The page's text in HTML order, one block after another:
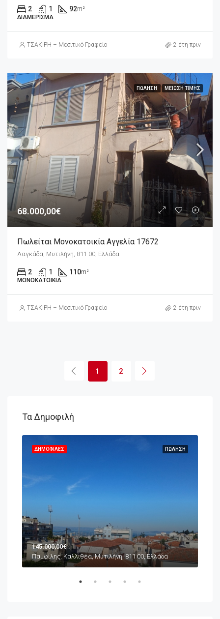
2 1 92m²
ΔΙΑΜΈΡΙΣΜΑ
ΤΣΑΚΙΡΗ – Μεσιτικό Γραφείο 2 έτη πριν
ΠΏΛΗΣΗ ΜΕΊΩΣΗ ΤΙΜΉΣ
68.000,00€
Πωλείται Μονοκατοικία Αγγελία 17672
Λαγκάδα, Μυτιλήνη, 811 00, Ελλάδα
2 1 110m²
ΜΟΝΟΚΑΤΟΙΚΊΑ
ΤΣΑΚΙΡΗ – Μεσιτικό Γραφείο 2 έτη πριν
1 2
Τα Δημοφιλή
ΠΏΛΗΣΗ
ΔΗΜΟΦΙΛΈΣ
145.000,00€
Παμφίλης, Καλλιθέα, Μυτιλήνη, 811 00, Ελλάδα